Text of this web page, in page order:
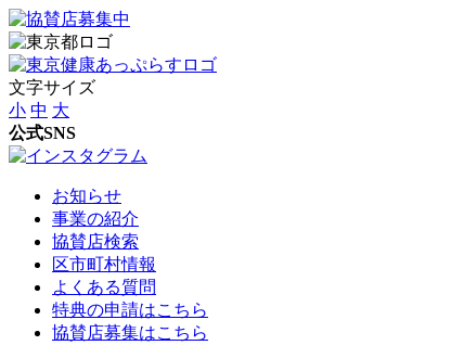
文字サイズ
小 中 大
公式SNS
お知らせ
事業の紹介
協賛店検索
区市町村情報
よくある質問
特典の申請はこちら
協賛店募集はこちら